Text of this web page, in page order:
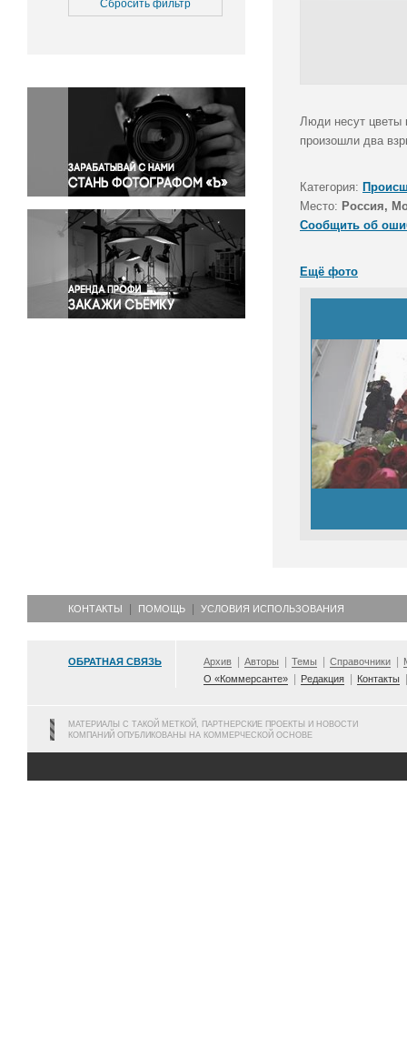
Медицина
Окружающая среда
Политика
Правосудие
Происшествия и конфликты
Религия
Светская жизнь
Спорт
Экология
Экономика и бизнес
Сбросить фильтр
Люди несут цветы
произошли два
Категория:
Место: Россия,
Сообщить об
Ещё фото
КОНТАКТЫ ПОМОЩЬ УСЛОВИЯ ИСПОЛЬЗОВАНИЯ
ОБРАТНАЯ СВЯЗЬ Архив Авторы Темы Справочники
О «Коммерсанте»
Редакция Контакты
МАТЕРИАЛЫ С ТАКОЙ МЕТКОЙ, ПАРТНЕРСКИЕ ПРОЕКТЫ И НОВОСТИ
КОМПАНИЙ ОПУБЛИКОВАНЫ НА КОММЕРЧЕСКОЙ ОСНОВЕ